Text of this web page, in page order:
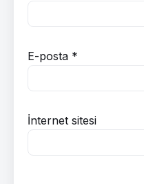
E-posta *
İnternet sitesi